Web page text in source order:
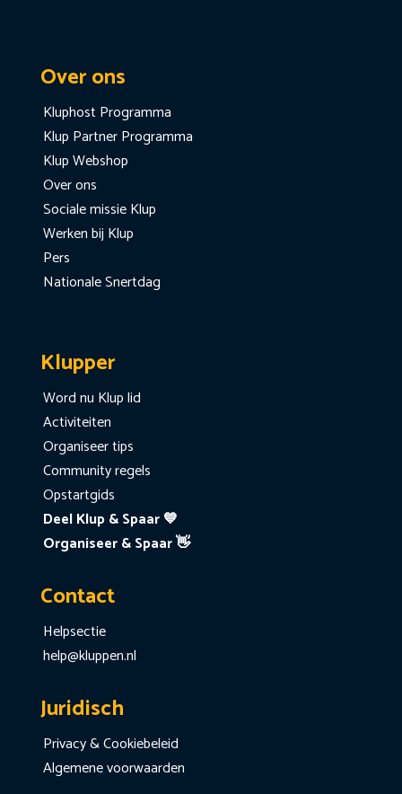
Over ons
Kluphost Programma
Klup Partner Programma
Klup Webshop
Over ons
Sociale missie Klup
Werken bij Klup
Pers
Nationale Snertdag
Klupper
Word nu Klup lid
Activiteiten
Organiseer tips
Community regels
Opstartgids
Deel Klup & Spaar 💙
Organiseer & Spaar 👋
Contact
Helpsectie
help@kluppen.nl
Juridisch
Privacy & Cookiebeleid
Algemene voorwaarden